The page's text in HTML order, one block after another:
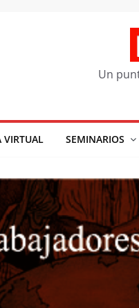
Un
VIRTUAL SEMINARIOS